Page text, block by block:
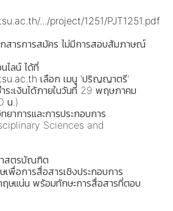
.../project/1251/PJT1251.pdf
สารการสมัคร ไม่มีการสอบสัมภาษณ์
ไลน์ ได้ที่
เลือก เมนู 'ปริญญาตรี'
ระเงินได้ภายในวันที่ 29 พฤษภาคม
น.)
าการและการประกอบการ
Sciences and
าสตรบัณฑิต
พื่อการสื่อสารเชิงประกอบการ
ษแน่น พร้อมทักษะการสื่อสารที่ตอบ